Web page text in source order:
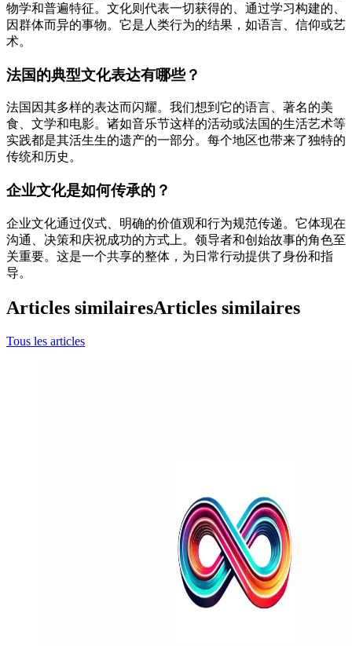
物学和普遍特征。文化则代表一切获得的、通过学习构建的、
因群体而异的事物。它是人类行为的结果，如语言、信仰或艺
术。
法国的典型文化表达有哪些？
法国因其多样的表达而闪耀。我们想到它的语言、著名的美
食、文学和电影。诸如音乐节这样的活动或法国的生活艺术等
实践都是其活生生的遗产的一部分。每个地区也带来了独特的
传统和历史。
企业文化是如何传承的？
企业文化通过仪式、明确的价值观和行为规范传递。它体现在
沟通、决策和庆祝成功的方式上。领导者和创始故事的角色至
关重要。这是一个共享的整体，为日常行动提供了身份和指
导。
Articles similairesArticles similaires
Tous les articles